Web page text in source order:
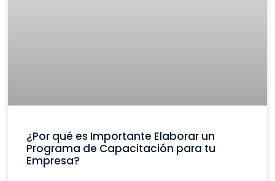
¿Por qué es Importante Elaborar un
Programa de Capacitación para tu
Empresa?